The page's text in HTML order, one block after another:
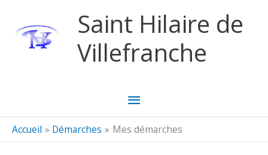
Saint Hilaire de
Villefranche
Menu
principal
Accueil Démarches Mes démarches